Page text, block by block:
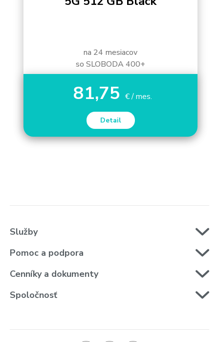
na 24 mesiacov
so SLOBODA 400+
81,75 € / mes.
Detail
Služby
Pomoc a podpora
Cenníky a dokumenty
Spoločnosť